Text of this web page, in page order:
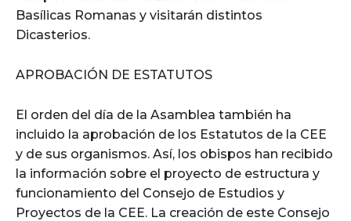
Basílicas Romanas y visitarán distintos
Dicasterios.
APROBACIÓN DE ESTATUTOS
El orden del día de la Asamblea también ha
incluido la aprobación de los Estatutos de la CEE
y de sus organismos. Así, los obispos han recibido
la información sobre el proyecto de estructura y
funcionamiento del Consejo de Estudios y
Proyectos de la CEE. La creación de este Consejo